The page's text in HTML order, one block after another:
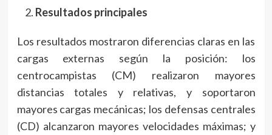
Resultados principales
Los resultados mostraron diferencias claras en las
cargas externas según la posición: los
centrocampistas (CM) realizaron mayores
distancias totales y relativas, y soportaron
mayores cargas mecánicas; los defensas centrales
(CD) alcanzaron mayores velocidades máximas; y